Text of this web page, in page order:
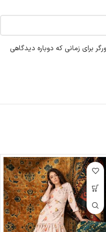
برای زمانی که دوباره دیدگاهی